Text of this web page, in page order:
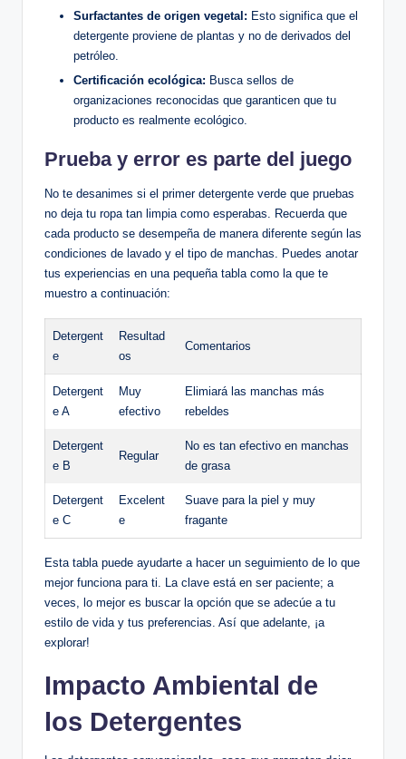
Surfactantes de origen vegetal: Esto significa que el
detergente proviene de plantas y no de derivados del
petróleo.
Certificación ecológica: Busca sellos de
organizaciones reconocidas que garanticen que tu
producto es realmente ecológico.
Prueba y error es parte del juego
No te desanimes si el primer detergente verde que pruebas
no deja tu ropa tan limpia como esperabas. Recuerda que
cada producto se desempeña de manera diferente según las
condiciones de lavado y el tipo de manchas. Puedes anotar
tus experiencias en una pequeña tabla como la que te
muestro a continuación:
Detergent
e
Resultad
os
Comentarios
Detergent
e A
Muy
efectivo
Elimiará las manchas más
rebeldes
Detergent
e B
Regular
No es tan efectivo en manchas
de grasa
Detergent
e C
Excelent
e
Suave para la piel y muy
fragante
Esta tabla puede ayudarte a hacer un seguimiento de lo que
mejor funciona para ti. La clave está en ser paciente; a
veces, lo mejor es buscar la opción que se adecúe a tu
estilo de vida y tus preferencias. Así que adelante, ¡a
explorar!
Impacto Ambiental de
los Detergentes